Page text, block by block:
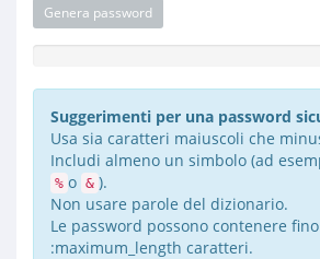
Genera password
Efficacia della Password: Inserisci una
Suggerimenti per una password
Usa sia caratteri maiuscoli che
Includi almeno un simbolo (ad
% o & ).
Non usare parole del dizionario.
Le password possono contenere
:maximum_length caratteri.